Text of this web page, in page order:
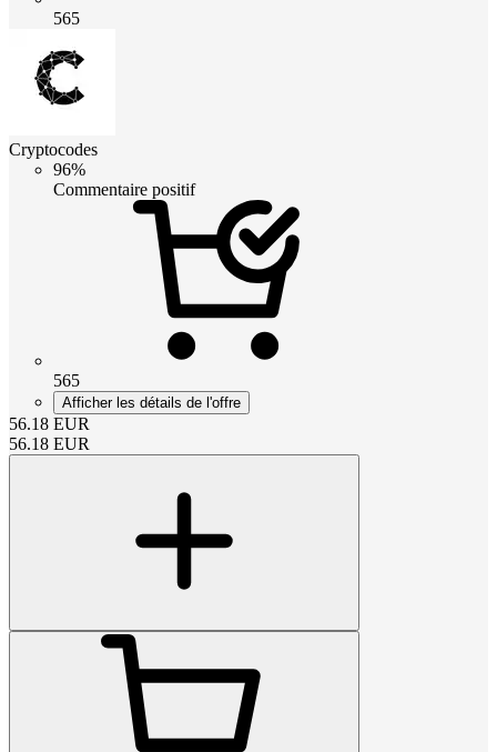
565
Cryptocodes
96%
Commentaire positif
565
Afficher les détails de l'offre
56.18 EUR
56.18 EUR